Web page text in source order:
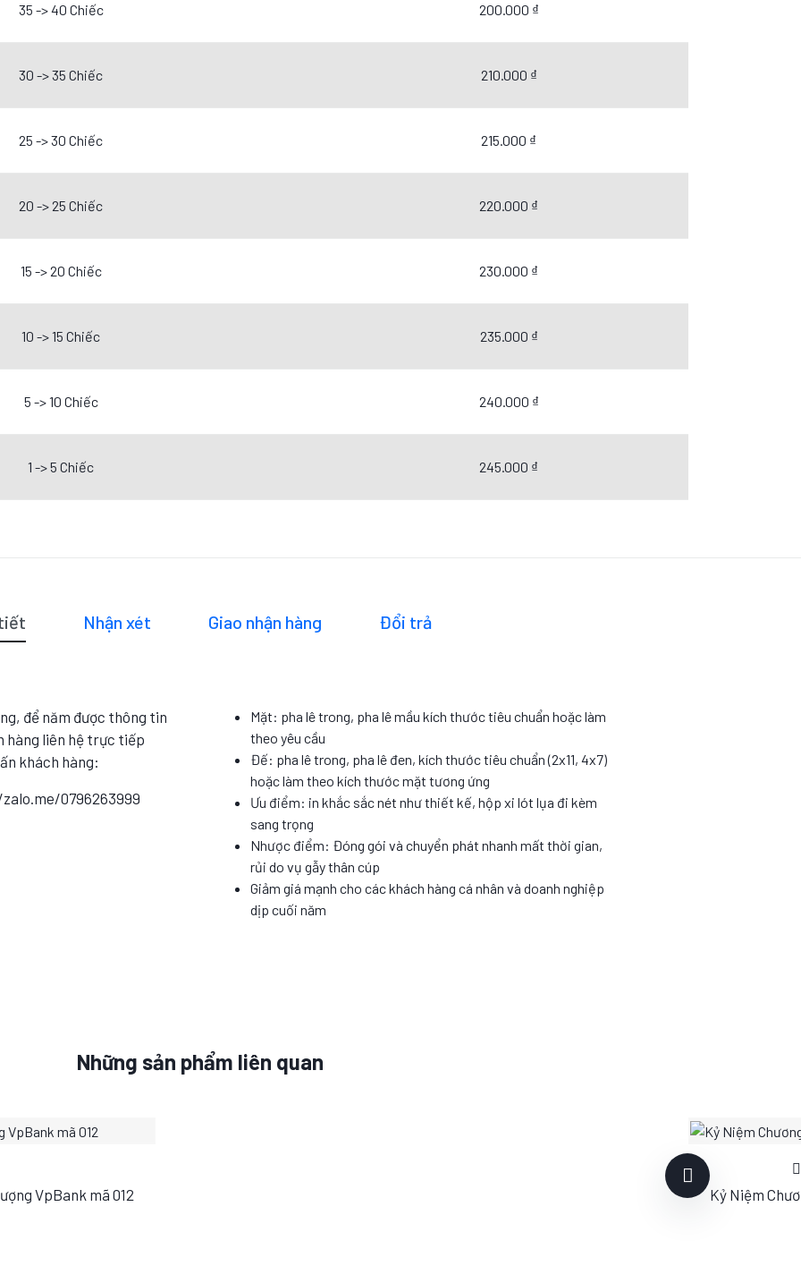
35 -> 40 Chiếc 200.000 ₫
30 -> 35 Chiếc 210.000 ₫
25 -> 30 Chiếc 215.000 ₫
20 -> 25 Chiếc 220.000 ₫
15 -> 20 Chiếc 230.000 ₫
10 -> 15 Chiếc 235.000 ₫
5 -> 10 Chiếc 240.000 ₫
1 -> 5 Chiếc 245.000 ₫
Nhận xét Giao nhận hàng Đổi trả
để năm được thông tin
hàng liên hệ trực tiếp
khách hàng:
0796263999
Mặt: pha lê trong, pha lê mầu kích thước tiêu chuẩn hoặc làm
theo yêu cầu
Đế: pha lê trong, pha lê đen, kích thước tiêu chuẩn (2x11, 4x7)
hoặc làm theo kích thước mặt tương ứng
Ưu điểm: in khắc sắc nét như thiết kế, hộp xi lót lụa đi kèm
sang trọng
Nhược điểm: Đóng gói và chuyển phát nhanh mất thời gian,
rủi do vụ gẫy thân cúp
Giảm giá mạnh cho các khách hàng cá nhân và doanh nghiệp
dịp cuối năm
Những sản phẩm liên quan
VpBank mã 012
S
Kỷ Niệm